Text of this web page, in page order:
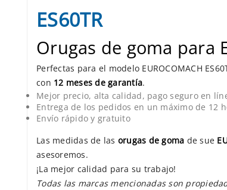
ES60TR
Orugas de goma para
Perfectas para el modelo EUROCOMACH
con 12 meses de garantía.
Mejor precio, alta calidad, pago seguro en
Entrega de los pedidos en un máximo de 12
Envío rápido y gratuito
Las medidas de las orugas de goma de sue
asesoremos.
¡La mejor calidad para su trabajo!
Todas las marcas mencionadas son